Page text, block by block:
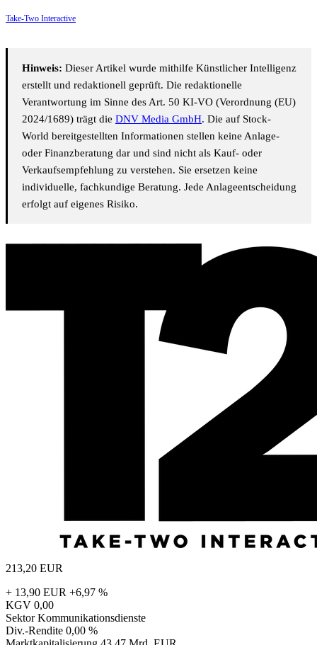
Take-Two Interactive
Hinweis: Dieser Artikel wurde mithilfe Künstlicher Intelligenz
erstellt und redaktionell geprüft. Die redaktionelle
Verantwortung im Sinne des Art. 50 KI-VO (Verordnung (EU)
2024/1689) trägt die DNV Media GmbH. Die auf Stock-
World bereitgestellten Informationen stellen keine Anlage-
oder Finanzberatung dar und sind nicht als Kauf- oder
Verkaufsempfehlung zu verstehen. Sie ersetzen keine
individuelle, fachkundige Beratung. Jede Anlageentscheidung
erfolgt auf eigenes Risiko.
213,20 EUR
+ 13,90 EUR +6,97 %
KGV 0,00
Sektor Kommunikationsdienste
Div.-Rendite 0,00 %